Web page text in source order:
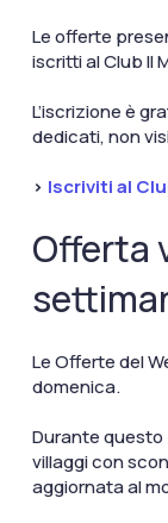
Le offerte
iscritti al Club Il
L’iscrizione è
dedicati, non
> Iscriviti al
Offerta
Le Offerte del
domenica.
Durante questo
villaggi con
aggiornata al